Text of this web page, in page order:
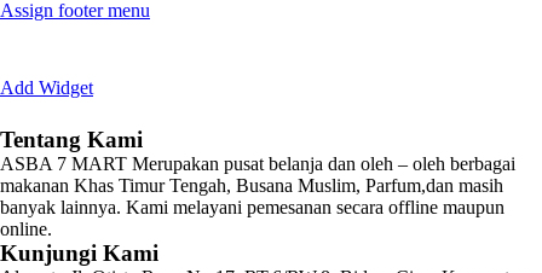
Assign footer menu
Add Widget
Tentang Kami
ASBA 7 MART Merupakan pusat belanja dan oleh – oleh berbagai
makanan Khas Timur Tengah, Busana Muslim, Parfum,dan masih
banyak lainnya. Kami melayani pemesanan secara offline maupun
online.
Kunjungi Kami